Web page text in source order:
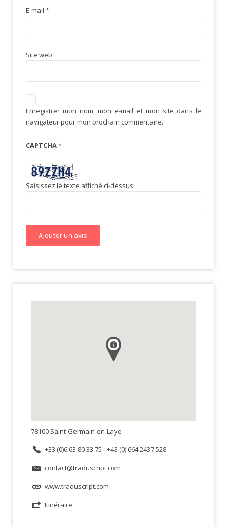
E-mail *
Site web
Enregistrer mon nom, mon e-mail et mon site dans le
navigateur pour mon prochain commentaire.
CAPTCHA*
Saisissez le texte affiché ci-dessus:
78100 Saint-Germain-en-Laye
+33 (0)6 63 80 33 75 - +43 (0) 664 2437 528
contact@traduscript.com
www.traduscript.com
Itinéraire